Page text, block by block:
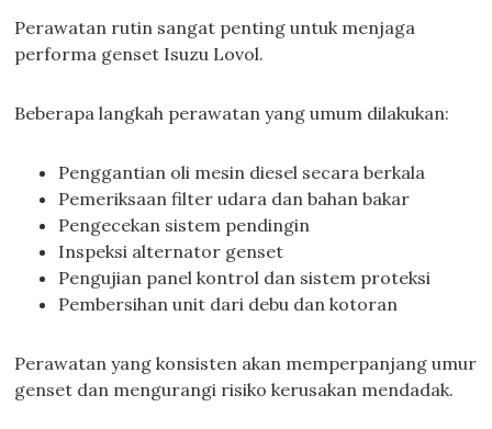
Perawatan rutin sangat penting untuk menjaga
performa genset Isuzu Lovol.
Beberapa langkah perawatan yang umum dilakukan:
Penggantian oli mesin diesel secara berkala
Pemeriksaan filter udara dan bahan bakar
Pengecekan sistem pendingin
Inspeksi alternator genset
Pengujian panel kontrol dan sistem proteksi
Pembersihan unit dari debu dan kotoran
Perawatan yang konsisten akan memperpanjang umur
genset dan mengurangi risiko kerusakan mendadak.